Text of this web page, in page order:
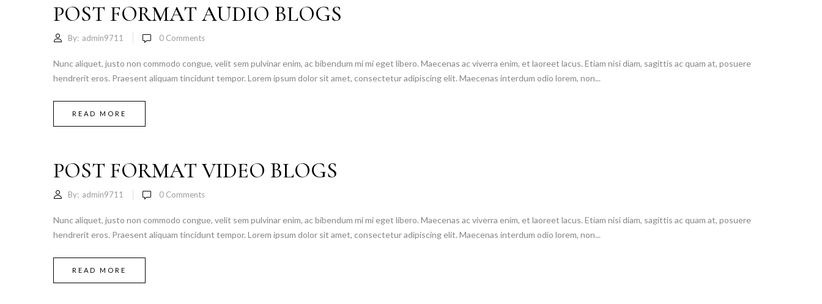
POST FORMAT AUDIO BLOGS
By: admin9711 0 Comments
Nunc aliquet, justo non commodo congue, velit sem pulvinar enim, ac bibendum mi mi eget libero. Maecenas ac viverra enim, et laoreet lacus. Etiam nisi diam, sagittis ac quam at, posuere
hendrerit eros. Praesent aliquam tincidunt tempor. Lorem ipsum dolor sit amet, consectetur adipiscing elit. Maecenas interdum odio lorem, non...
READ MORE
POST FORMAT VIDEO BLOGS
By: admin9711 0 Comments
Nunc aliquet, justo non commodo congue, velit sem pulvinar enim, ac bibendum mi mi eget libero. Maecenas ac viverra enim, et laoreet lacus. Etiam nisi diam, sagittis ac quam at, posuere
hendrerit eros. Praesent aliquam tincidunt tempor. Lorem ipsum dolor sit amet, consectetur adipiscing elit. Maecenas interdum odio lorem, non...
READ MORE